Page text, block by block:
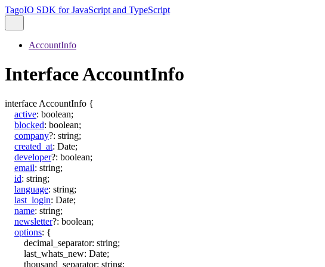
TagoIO SDK for JavaScript and TypeScript
AccountInfo
Interface AccountInfo
interface AccountInfo {
active: boolean;
blocked: boolean;
company?: string;
created_at: Date;
developer?: boolean;
email: string;
id: string;
language: string;
last_login: Date;
name: string;
newsletter?: boolean;
options: {
decimal_separator: string;
last_whats_new: Date;
thousand_separator: string;